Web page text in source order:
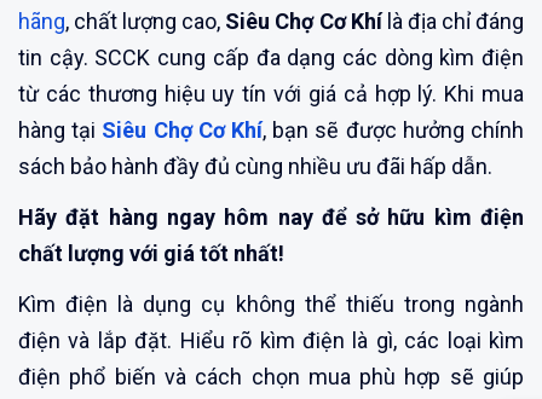
hãng, chất lượng cao, Siêu Chợ Cơ Khílà địa chỉ đáng
tin cậy. SCCK cung cấp đa dạng các dòng kìm điện
từ các thương hiệu uy tín với giá cả hợp lý. Khi mua
hàng tại Siêu Chợ Cơ Khí, bạn sẽ được hưởng chính
sách bảo hành đầy đủ cùng nhiều ưu đãi hấp dẫn.
Hãy đặt hàng ngay hôm nay để sở hữu kìm điện
chất lượng với giá tốt nhất!
Kìm điện là dụng cụ không thể thiếu trong ngành
điện và lắp đặt. Hiểu rõ kìm điện là gì, các loại kìm
điện phổ biến và cách chọn mua phù hợp sẽ giúp